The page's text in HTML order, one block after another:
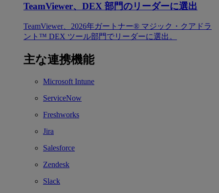
TeamViewer、DEX 部門のリーダーに選出
TeamViewer、2026年ガートナー® マジック・クアドラ
ント™ DEX ツール部門でリーダーに選出。
主な連携機能
Microsoft Intune
ServiceNow
Freshworks
Jira
Salesforce
Zendesk
Slack